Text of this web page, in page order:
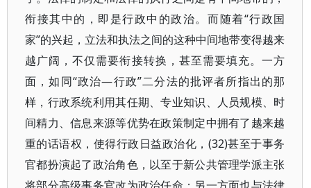
衔接其中的，即是行政中的政治。而随着“行政国
家”的兴起，立法和执法之间的这种中间地带变得越来
越广阔，不仅需要衔接转换，甚至需要填充。一方
面，如同“政治—行政”二分法的批评者所指出的那
样，行政系统利用其任期、专业知识、人员规模、时
间精力、信息来源等优势在政策制定中拥有了越来越
重的话语权，使得行政日益政治化，(32)甚至于事务
官都扮演起了政治角色，以至于新公共管理学派主张